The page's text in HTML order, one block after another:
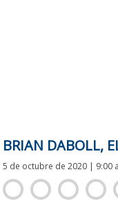
BRIAN DABOLL,
5 de octubre de 2020 | 9:00